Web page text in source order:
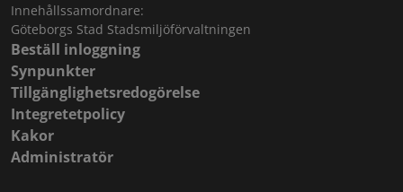
Innehållssamordnare:
Göteborgs Stad Stadsmiljöförvaltningen
Beställ inloggning
Synpunkter
Tillgänglighetsredogörelse
Integretetpolicy
Kakor
Administratör